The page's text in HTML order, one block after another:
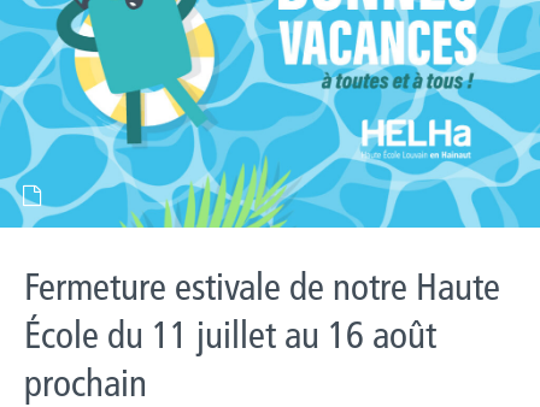
Fermeture estivale de notre Haute
École du 11 juillet au 16 août
prochain